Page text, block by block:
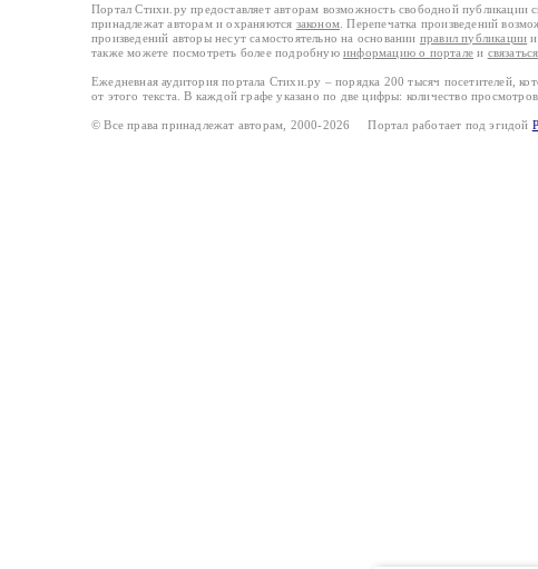
Портал Стихи.ру предоставляет авторам возможность свободной
принадлежат авторам и охраняются законом . Перепечатка произведений
произведений авторы несут самостоятельно на основании правил публикации и
также можете посмотреть более подробную информацию о портале и
Ежедневная аудитория портала Стихи.ру – порядка 200 тысяч посетителей,
от этого текста. В каждой графе указано по две цифры: количество просмотров
© Все права принадлежат авторам, 2000-2026 Портал работает под эгидой